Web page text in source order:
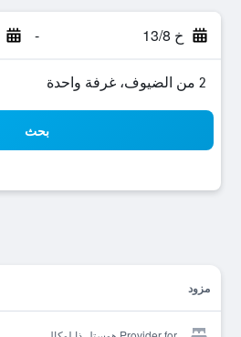
خ 13/8 -
2 من الضيوف، غرفة واحدة
بحث
مزود